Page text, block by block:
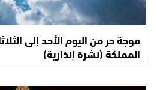
موجة حر من اليوم الأحد إلى
المملكة (نشرة إنذارية)